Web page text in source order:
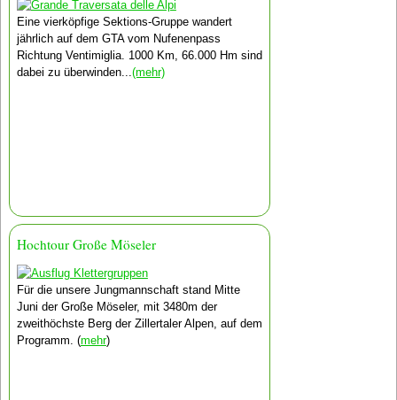
Eine vierköpfige Sektions-Gruppe wandert
jährlich auf dem GTA vom Nufenenpass
Richtung Ventimiglia. 1000 Km, 66.000 Hm sind
dabei zu überwinden... (mehr)
Hochtour Große Möseler
Für die unsere Jungmannschaft stand Mitte
Juni der Große Möseler, mit 3480m der
zweithöchste Berg der Zillertaler Alpen, auf dem
Programm. (mehr)